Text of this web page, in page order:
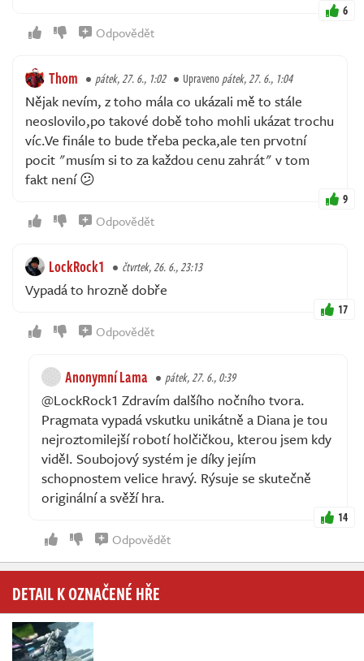
6
Odpovědět
Thom pátek, 27. 6., 1:02 Upravenopátek, 27. 6., 1:04
Nějak nevím, z toho mála co ukázali mě to stále
neoslovilo,po takové době toho mohli ukázat trochu
víc.Ve finále to bude třeba pecka,ale ten prvotní
pocit "musím si to za každou cenu zahrát" v tom
fakt není 😕
9
Odpovědět
LockRock1 čtvrtek, 26. 6., 23:13
Vypadá to hrozně dobře
17
Odpovědět
Anonymní Lama pátek, 27. 6., 0:39
@LockRock1 Zdravím dalšího nočního tvora.
Pragmata vypadá vskutku unikátně a Diana je tou
nejroztomilejší robotí holčičkou, kterou jsem kdy
viděl. Soubojový systém je díky jejím
schopnostem velice hravý. Rýsuje se skutečně
originální a svěží hra.
14
Odpovědět
DETAIL K OZNAČENÉ HŘE